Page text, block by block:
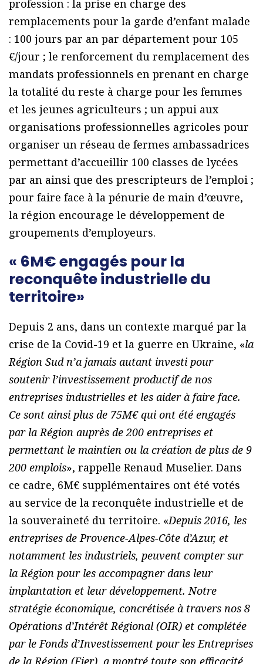
profession : la prise en charge des
remplacements pour la garde d’enfant malade
: 100 jours par an par département pour 105
€/jour ; le renforcement du remplacement des
mandats professionnels en prenant en charge
la totalité du reste à charge pour les femmes
et les jeunes agriculteurs ; un appui aux
organisations professionnelles agricoles pour
organiser un réseau de fermes ambassadrices
permettant d’accueillir 100 classes de lycées
par an ainsi que des prescripteurs de l’emploi ;
pour faire face à la pénurie de main d’œuvre,
la région encourage le développement de
groupements d’employeurs.
« 6M€ engagés pour la
reconquête industrielle du
territoire»
Depuis 2 ans, dans un contexte marqué par la
crise de la Covid-19 et la guerre en Ukraine, «la
Région Sud n’a jamais autant investi pour
soutenir l’investissement productif de nos
entreprises industrielles et les aider à faire face.
Ce sont ainsi plus de 75M€ qui ont été engagés
par la Région auprès de 200 entreprises et
permettant le maintien ou la création de plus de 9
200 emplois», rappelle Renaud Muselier. Dans
ce cadre, 6M€ supplémentaires ont été votés
au service de la reconquête industrielle et de
la souveraineté du territoire. «Depuis 2016, les
entreprises de Provence-Alpes-Côte d’Azur, et
notamment les industriels, peuvent compter sur
la Région pour les accompagner dans leur
implantation et leur développement. Notre
stratégie économique, concrétisée à travers nos 8
Opérations d’Intérêt Régional (OIR) et complétée
par le Fonds d’Investissement pour les Entreprises
de la Région (Fier), a montré toute son efficacité